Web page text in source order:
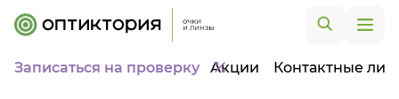
Записаться на проверку Акции Контактные